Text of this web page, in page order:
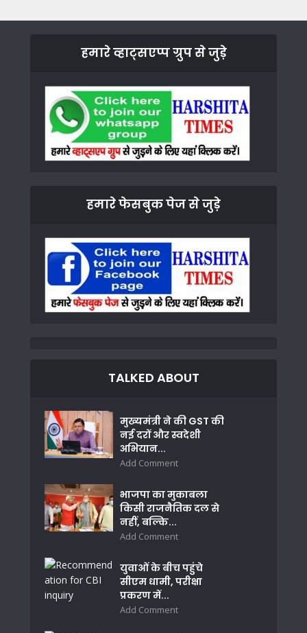
हमारे व्हाट्सएप्प ग्रुप से जुड़े
हमारे फेसबुक पेज से जुड़े
TALKED ABOUT
मुख्यमंत्री ने की GST की
नई दरों और स्वदेशी
अभियान...
Add Comment
भाजपा का मुकाबला
किसी राजनैतिक दल से
नहीं, बल्कि...
Add Comment
युवाओं के बीच पहुंचे
सीएम धामी, परीक्षा
प्रकरण में...
Add Comment